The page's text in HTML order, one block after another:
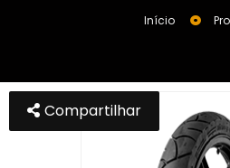
Início
Compartilhar